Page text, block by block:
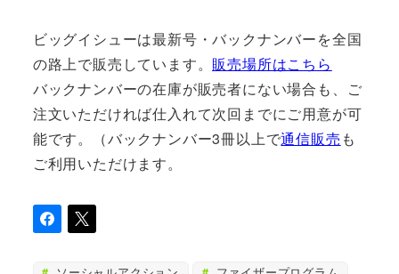
ビッグイシューは最新号・バックナンバーを全国
の路上で販売しています。 販売場所はこちら
バックナンバーの在庫が販売者にない場合も、ご
注文いただければ仕入れて次回までにご用意が可
能です。（バックナンバー3冊以上で通信販売 も
ご利用いただけます。